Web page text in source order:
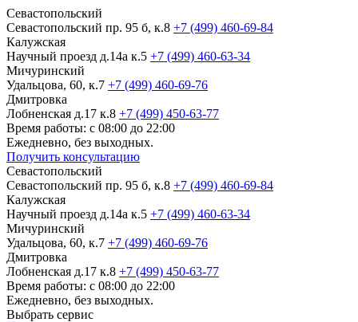
Севастопольский
Севастопольский пр. 95 б, к.8 +7 (499) 460-69-84
Калужская
Научный проезд д.14а к.5 +7 (499) 460-63-34
Мичуринский
Удальцова, 60, к.7 +7 (499) 460-69-76
Дмитровка
Лобненская д.17 к.8 +7 (499) 450-63-77
Время работы: с 08:00 до 22:00
Ежедневно, без выходных.
Получить консультацию
Севастопольский
Севастопольский пр. 95 б, к.8 +7 (499) 460-69-84
Калужская
Научный проезд д.14а к.5 +7 (499) 460-63-34
Мичуринский
Удальцова, 60, к.7 +7 (499) 460-69-76
Дмитровка
Лобненская д.17 к.8 +7 (499) 450-63-77
Время работы: с 08:00 до 22:00
Ежедневно, без выходных.
Выбрать сервис